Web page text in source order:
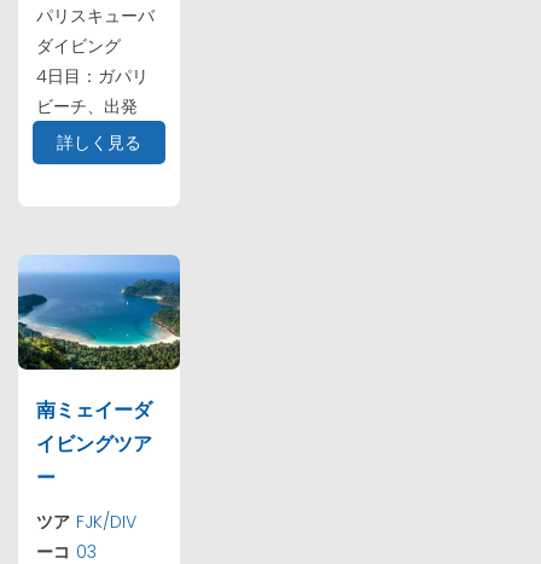
パリスキューバ
ダイビング
4日目：ガパリ
ビーチ、出発
詳しく見る
南ミェイーダ
イビングツア
ー
ツア
ーコ
FJK/DIV
03